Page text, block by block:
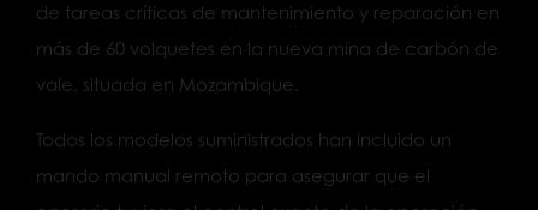
de tareas críticas de mantenimiento y reparación en
más de 60 volquetes en la nueva mina de carbón de
vale, situada en Mozambique.
Todos los modelos suministrados han incluido un
mando manual remoto para asegurar que el